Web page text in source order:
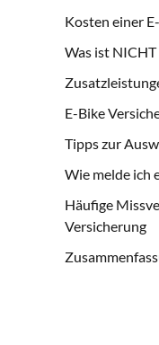
Kosten einer
Was ist
E-Bike
Tipps zur
Wie melde ich
Häufige
Versicherung